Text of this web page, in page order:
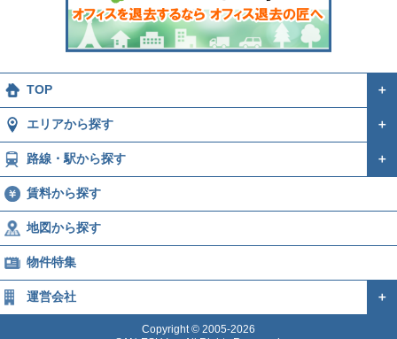
TOP ＋
エリアから探す ＋
路線・駅から探す ＋
賃料から探す
地図から探す
物件特集
運営会社 ＋
Copyright © 2005-2026